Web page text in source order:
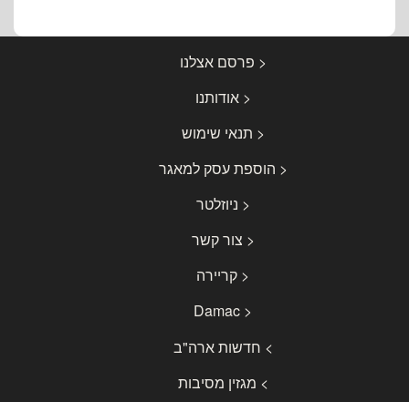
< פרסם אצלנו
< אודותנו
< תנאי שימוש
< הוספת עסק למאגר
< ניוזלטר
< צור קשר
< קריירה
< Damac
> חדשות ארה"ב
> מגזין מסיבות